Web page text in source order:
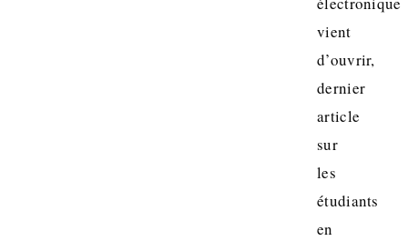
vient
d’ouvrir,
dernier
article
sur
les
étudiants
en